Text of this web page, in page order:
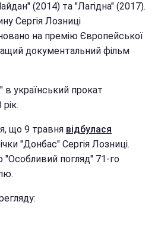
(2014) та "Лагідна" (2017).
Сергія Лозниці
на премію Європейської
документальний фільм
в український прокат
що 9 травня відбулася
"Донбас" Сергія Лозниці.
"Особливий погляд" 71-го